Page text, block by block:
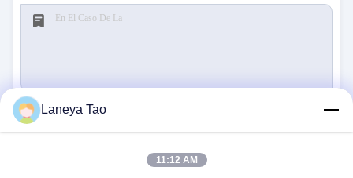
Laneya Tao
11:12 AM